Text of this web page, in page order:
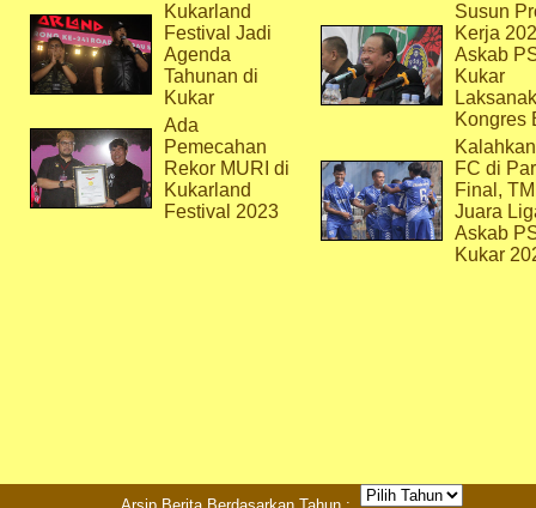
Kukarland
Festival Jadi
Agenda
Tahunan di
Kukar
Ada
Pemecahan
Rekor MURI di
Kukarland
Festival 2023
Susun
Kerja
Askab
Kukar
Kongres
FC di
Final,
Juara
Askab
Kukar